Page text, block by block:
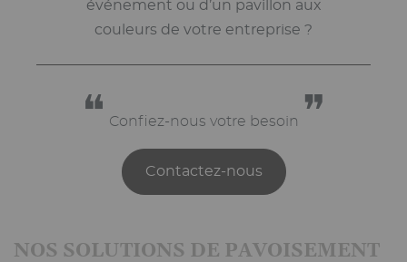
événement ou d’un pavillon aux
couleurs de votre entreprise ?
❝ Confiez-nous votre besoin ❞
Contactez-nous
NOS SOLUTIONS DE PAVOISEMENT